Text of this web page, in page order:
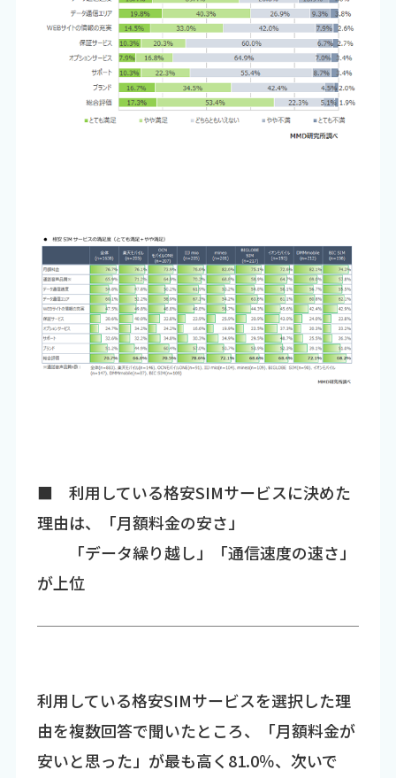
■ 利用している格安SIMサービスに決めた
理由は、「月額料金の安さ」
「データ繰り越し」「通信速度の速さ」
が上位
利用している格安SIMサービスを選択した理
由を複数回答で聞いたところ、「月額料金が
安いと思った」が最も高く81.0％、次いで